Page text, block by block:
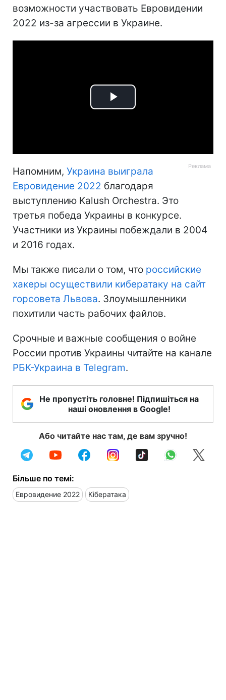
возможности участвовать Евровидении
2022 из-за агрессии в Украине.
Play
Напомним, Украина выиграла
Евровидение 2022 благодаря
выступлению Kalush Orchestra. Это
третья победа Украины в конкурсе.
Участники из Украины побеждали в 2004
и 2016 годах.
Мы также писали о том, что российские
хакеры осуществили кибератаку на сайт
горсовета Львова. Злоумышленники
похитили часть рабочих файлов.
Срочные и важные сообщения о войне
России против Украины читайте на канале
РБК-Украина в Telegram.
Не пропустіть головне! Підпишіться на
наші оновлення в Google!
Або читайте нас там, де вам зручно!
Більше по темі:
Евровидение 2022 Кібератака